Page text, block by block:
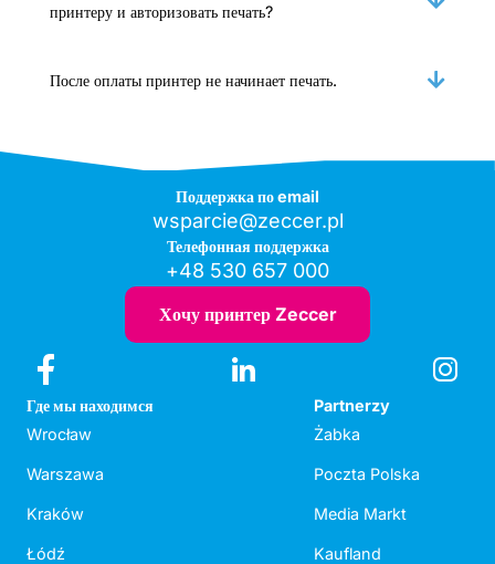
принтеру и авторизовать печать?
После оплаты принтер не начинает печать.
Поддержка по email
wsparcie@zeccer.pl
Телефонная поддержка
+48 530 657 000
Хочу принтер Zeccer
Где мы находимся
Wrocław
Warszawa
Kraków
Łódź
Partnerzy
Żabka
Poczta Polska
Media Markt
Kaufland